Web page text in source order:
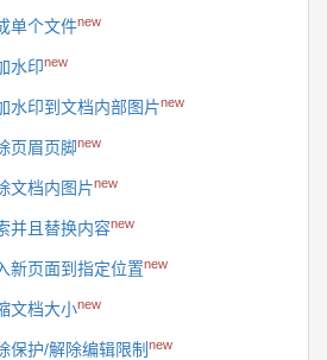
单个文件new
水印new
水印到文档内部图片new
页眉页脚new
文档内图片new
并且替换内容new
新页面到指定位置new
文档大小new
保护/解除编辑限制 new